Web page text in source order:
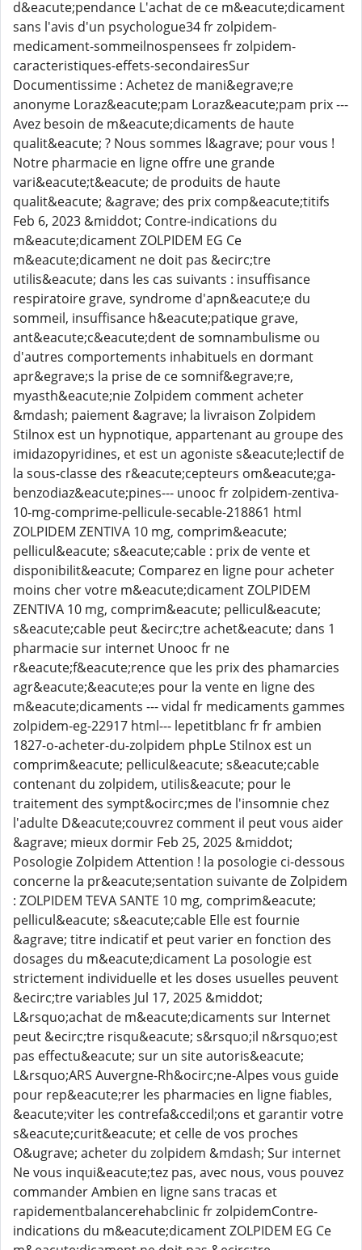
d&eacute;pendance L'achat de ce m&eacute;dicament
sans l'avis d'un psychologue34 fr zolpidem-
medicament-sommeilnospensees fr zolpidem-
caracteristiques-effets-secondairesSur
Documentissime : Achetez de mani&egrave;re
anonyme Loraz&eacute;pam Loraz&eacute;pam prix ---
Avez besoin de m&eacute;dicaments de haute
qualit&eacute; ? Nous sommes l&agrave; pour vous !
Notre pharmacie en ligne offre une grande
vari&eacute;t&eacute; de produits de haute
qualit&eacute; &agrave; des prix comp&eacute;titifs
Feb 6, 2023 &middot; Contre-indications du
m&eacute;dicament ZOLPIDEM EG Ce
m&eacute;dicament ne doit pas &ecirc;tre
utilis&eacute; dans les cas suivants : insuffisance
respiratoire grave, syndrome d'apn&eacute;e du
sommeil, insuffisance h&eacute;patique grave,
ant&eacute;c&eacute;dent de somnambulisme ou
d'autres comportements inhabituels en dormant
apr&egrave;s la prise de ce somnif&egrave;re,
myasth&eacute;nie Zolpidem comment acheter
&mdash; paiement &agrave; la livraison Zolpidem
Stilnox est un hypnotique, appartenant au groupe des
imidazopyridines, et est un agoniste s&eacute;lectif de
la sous-classe des r&eacute;cepteurs om&eacute;ga-
benzodiaz&eacute;pines--- unooc fr zolpidem-zentiva-
10-mg-comprime-pellicule-secable-218861 html
ZOLPIDEM ZENTIVA 10 mg, comprim&eacute;
pellicul&eacute; s&eacute;cable : prix de vente et
disponibilit&eacute; Comparez en ligne pour acheter
moins cher votre m&eacute;dicament ZOLPIDEM
ZENTIVA 10 mg, comprim&eacute; pellicul&eacute;
s&eacute;cable peut &ecirc;tre achet&eacute; dans 1
pharmacie sur internet Unooc fr ne
r&eacute;f&eacute;rence que les prix des phamarcies
agr&eacute;&eacute;es pour la vente en ligne des
m&eacute;dicaments --- vidal fr medicaments gammes
zolpidem-eg-22917 html--- lepetitblanc fr fr ambien
1827-o-acheter-du-zolpidem phpLe Stilnox est un
comprim&eacute; pellicul&eacute; s&eacute;cable
contenant du zolpidem, utilis&eacute; pour le
traitement des sympt&ocirc;mes de l'insomnie chez
l'adulte D&eacute;couvrez comment il peut vous aider
&agrave; mieux dormir Feb 25, 2025 &middot;
Posologie Zolpidem Attention ! la posologie ci-dessous
concerne la pr&eacute;sentation suivante de Zolpidem
: ZOLPIDEM TEVA SANTE 10 mg, comprim&eacute;
pellicul&eacute; s&eacute;cable Elle est fournie
&agrave; titre indicatif et peut varier en fonction des
dosages du m&eacute;dicament La posologie est
strictement individuelle et les doses usuelles peuvent
&ecirc;tre variables Jul 17, 2025 &middot;
L&rsquo;achat de m&eacute;dicaments sur Internet
peut &ecirc;tre risqu&eacute; s&rsquo;il n&rsquo;est
pas effectu&eacute; sur un site autoris&eacute;
L&rsquo;ARS Auvergne-Rh&ocirc;ne-Alpes vous guide
pour rep&eacute;rer les pharmacies en ligne fiables,
&eacute;viter les contrefa&ccedil;ons et garantir votre
s&eacute;curit&eacute; et celle de vos proches
O&ugrave; acheter du zolpidem &mdash; Sur internet
Ne vous inqui&eacute;tez pas, avec nous, vous pouvez
commander Ambien en ligne sans tracas et
rapidementbalancerehabclinic fr zolpidemContre-
indications du m&eacute;dicament ZOLPIDEM EG Ce